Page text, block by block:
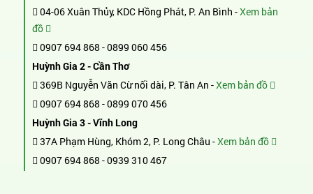
04-06 Xuân Thủy, KDC Hồng Phát, P. An Bình -Xem bản
đồ
0907 694 868 -0899 060 456
Huỳnh Gia 2 - Cần Thơ
369B Nguyễn Văn Cừ nối dài, P. Tân An -Xem bản đồ
0907 694 868 -0899 070 456
Huỳnh Gia 3 - Vĩnh Long
37A Phạm Hùng, Khóm 2, P. Long Châu -Xem bản đồ
0907 694 868 -0939 310 467